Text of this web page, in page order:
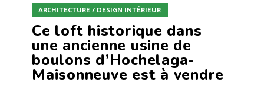
ARCHITECTURE / DESIGN INTÉRIEUR
Ce loft historique dans
une ancienne usine de
boulons d’Hochelaga-
Maisonneuve est à vendre